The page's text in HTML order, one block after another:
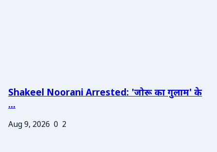
Shakeel Noorani Arrested: 'जोरू का गुलाम' के
...
Aug 9, 2026 0 2